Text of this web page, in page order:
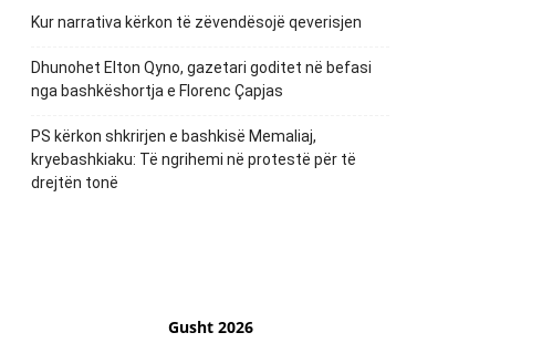
Kur narrativa kërkon të zëvendësojë qeverisjen
Dhunohet Elton Qyno, gazetari goditet në befasi
nga bashkëshortja e Florenc Çapjas
PS kërkon shkrirjen e bashkisë Memaliaj,
kryebashkiaku: Të ngrihemi në protestë për të
drejtën tonë
Gusht 2026